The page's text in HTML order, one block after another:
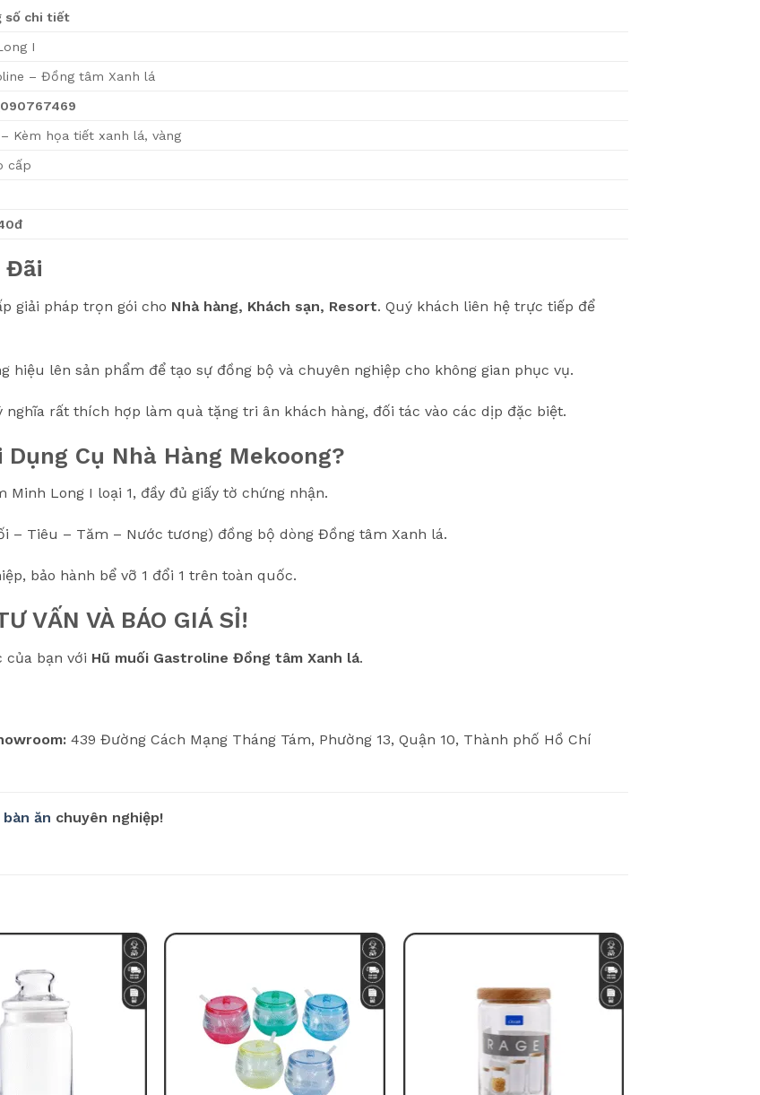
số chi tiết
I
– Đồng tâm Xanh lá
Kèm họa tiết xanh lá, vàng
cấp
Đãi
giải pháp trọn gói cho Nhà hàng, Khách sạn, Resort. Quý khách liên hệ trực tiếp để
lên sản phẩm để tạo sự đồng bộ và chuyên nghiệp cho không gian phục vụ.
rất thích hợp làm quà tặng tri ân khách hàng, đối tác vào các dịp đặc biệt.
Cụ Nhà Hàng Mekoong?
Minh Long I loại 1, đầy đủ giấy tờ chứng nhận.
– Tiêu – Tăm – Nước tương) đồng bộ dòng Đồng tâm Xanh lá.
bảo hành bể vỡ 1 đổi 1 trên toàn quốc.
VẤN VÀ BÁO GIÁ SỈ!
của bạn với Hũ muối Gastroline Đồng tâm Xanh lá.
439 Đường Cách Mạng Tháng Tám, Phường 13, Quận 10, Thành phố Hồ Chí
ăn chuyên nghiệp!